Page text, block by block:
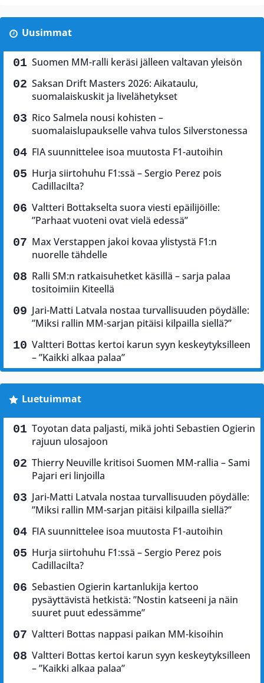
Uusimmat
Suomen MM-ralli keräsi jälleen valtavan yleisön
Saksan Drift Masters 2026: Aikataulu,
suomalaiskuskit ja livelähetykset
Rico Salmela nousi kohisten –
suomalaislupaukselle vahva tulos Silverstonessa
FIA suunnittelee isoa muutosta F1-autoihin
Hurja siirtohuhu F1:ssä – Sergio Perez pois
Cadillacilta?
Valtteri Bottakselta suora viesti epäilijöille:
”Parhaat vuoteni ovat vielä edessä”
Max Verstappen jakoi kovaa ylistystä F1:n
nuorelle tähdelle
Ralli SM:n ratkaisuhetket käsillä – sarja palaa
tositoimiin Kiteellä
Jari-Matti Latvala nostaa turvallisuuden pöydälle:
”Miksi rallin MM-sarjan pitäisi kilpailla siellä?”
Valtteri Bottas kertoi karun syyn keskeytyksilleen
– ”Kaikki alkaa palaa”
Luetuimmat
Toyotan data paljasti, mikä johti Sebastien Ogierin
rajuun ulosajoon
Thierry Neuville kritisoi Suomen MM-rallia – Sami
Pajari eri linjoilla
Jari-Matti Latvala nostaa turvallisuuden pöydälle:
”Miksi rallin MM-sarjan pitäisi kilpailla siellä?”
FIA suunnittelee isoa muutosta F1-autoihin
Hurja siirtohuhu F1:ssä – Sergio Perez pois
Cadillacilta?
Sebastien Ogierin kartanlukija kertoo
pysäyttävistä hetkistä: ”Nostin katseeni ja näin
suuret puut edessämme”
Valtteri Bottas nappasi paikan MM-kisoihin
Valtteri Bottas kertoi karun syyn keskeytyksilleen
– ”Kaikki alkaa palaa”